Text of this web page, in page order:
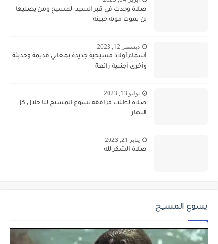
صلاة وجدت في قبر السيد المسيح ومن يصليها
لن يموت موته خبيثة
ديسمبر 12, 2023
أسماء أولاد مسيحية جديدة بمعاني قديمة وحديثة
وأخرى أجنبية رائعة
يوليو 13, 2023
صلاة لطلب مرافقة يسوع المسيح لنا خلال كل
النهار
يناير 21, 2023
صلاة الشكر لله
يسوع المسيح